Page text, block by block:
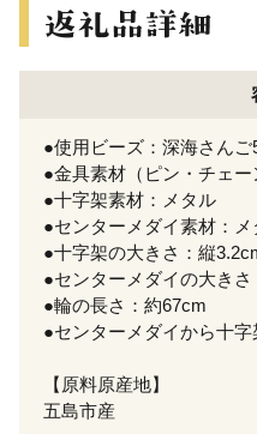
●使用ビーズ：深海さんご
●金具素材（ピン・チェ
●十字架素材：メタル
●センターメダイ素材：メ
●十字架の大きさ：縦
●センターメダイの大き
●輪の長さ：約67cm
●センターメダイから十
【原料原産地】
五島市産